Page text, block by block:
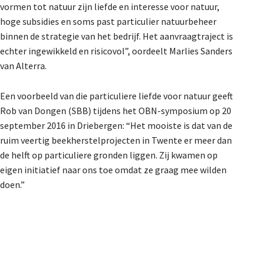
vormen tot natuur zijn liefde en interesse voor natuur,
hoge subsidies en soms past particulier natuurbeheer
binnen de strategie van het bedrijf. Het aanvraagtraject is
echter ingewikkeld en risicovol”, oordeelt Marlies Sanders
van Alterra.
Een voorbeeld van die particuliere liefde voor natuur geeft
Rob van Dongen (SBB) tijdens het OBN-symposium op 20
september 2016 in Driebergen: “Het mooiste is dat van de
ruim veertig beekherstelprojecten in Twente er meer dan
de helft op particuliere gronden liggen. Zij kwamen op
eigen initiatief naar ons toe omdat ze graag mee wilden
doen.”